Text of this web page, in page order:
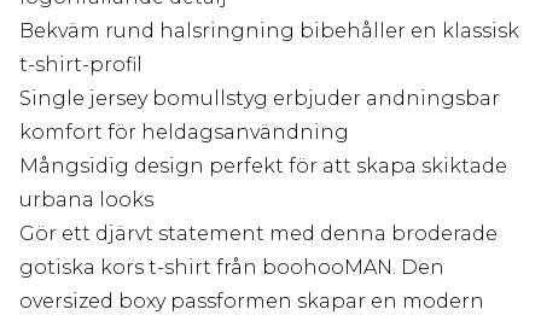
Bekväm rund halsringning bibehåller en klassisk
t-shirt-profil
Single jersey bomullstyg erbjuder andningsbar
komfort för heldagsanvändning
Mångsidig design perfekt för att skapa skiktade
urbana looks
Gör ett djärvt statement med denna broderade
gotiska kors t-shirt från boohooMAN. Den
oversized boxy passformen skapar en modern